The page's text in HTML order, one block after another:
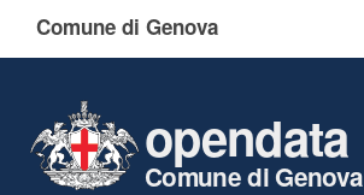
Comune di Genova
opendata
Comune di Genova